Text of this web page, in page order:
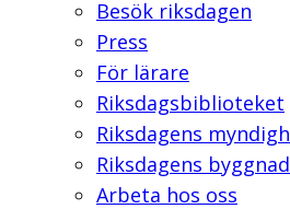
Besök riksdagen
Press
För lärare
Riksdagsbiblioteket
Riksdagens
Riksdagens
Arbeta hos oss